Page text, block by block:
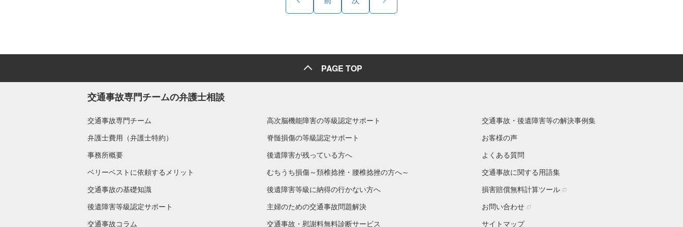
PAGE TOP
交通事故専門チームの弁護士相談
交通事故専門チーム
弁護士費用（弁護士特約）
事務所概要
ベリーベストに依頼するメリット
交通事故の基礎知識
後遺障害等級認定サポート
交通事故コラム
高次脳機能障害の等級認定サポート
脊髄損傷の等級認定サポート
後遺障害が残っている方へ
むちうち損傷～頚椎捻挫・腰椎捻挫の方へ～
後遺障害等級に納得の行かない方へ
主婦のための交通事故問題解決
交通事故・慰謝料無料診断サービス
交通事故・後遺障害等の解決事例集
お客様の声
よくある質問
交通事故に関する用語集
損害賠償無料計算ツール
お問い合わせ
サイトマップ